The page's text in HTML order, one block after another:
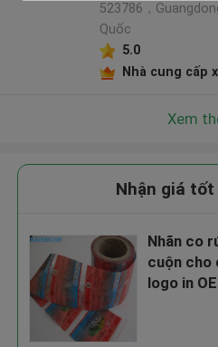
523786，
Quốc
5.0
Nhà cung cấp
Xem
Nhận giá
Nhãn co
cuộn cho
logo in